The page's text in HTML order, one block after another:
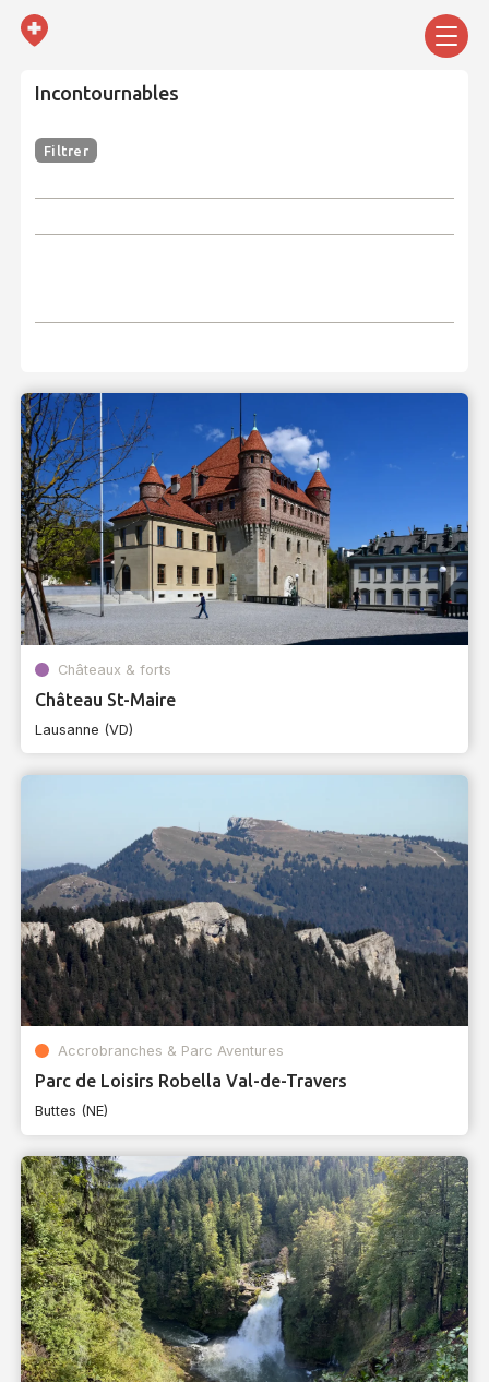
Incontournables
Filtrer
Châteaux & forts
Château St-Maire
Lausanne (VD)
Accrobranches & Parc Aventures
Parc de Loisirs Robella Val-de-Travers
Buttes (NE)